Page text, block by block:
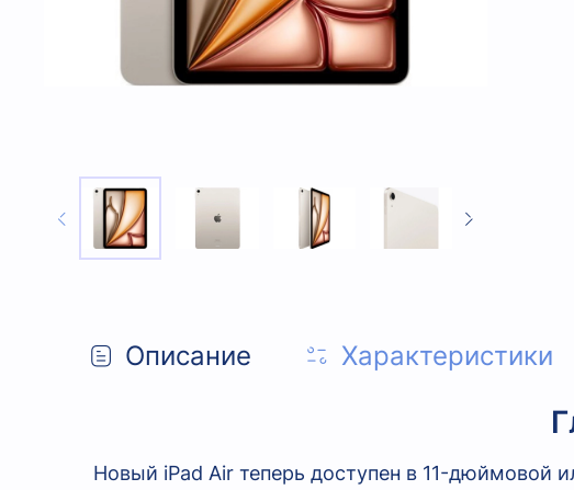
Описание Характеристики
Новый iPad Air теперь доступен в 11-